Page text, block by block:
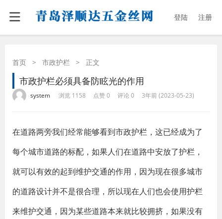
登陆 注册
首页 > 市政护栏 > 正文
市政护栏必须具备防眩光的作用
system 浏览 1158 点赞 0 评论 0 3年前 (2023-05-23)
在道路两旁我们经常能够看到市政护栏，这已经成为了
每个城市道路的标配，如果人们在道路中安放了护栏，
就可以有效的起到维护交通的作用，因为现在很多城市
的道路设计并不是很合理，所以现在人们也会使用护栏
来维护交通，因为某些道路本来就比较拥挤，如果没有